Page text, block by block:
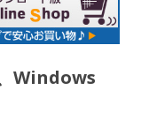
Windows